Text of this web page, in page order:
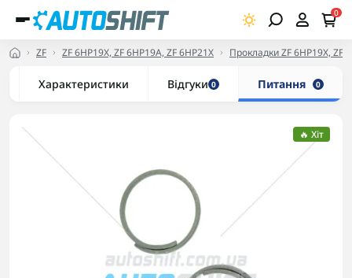
0
ZF ZF 6HP19X, ZF 6HP19A, ZF 6HP21X Прокладки ZF 6HP19X, ZF
Характеристики Відгуки 0 Питання 0
🔥 Хіт